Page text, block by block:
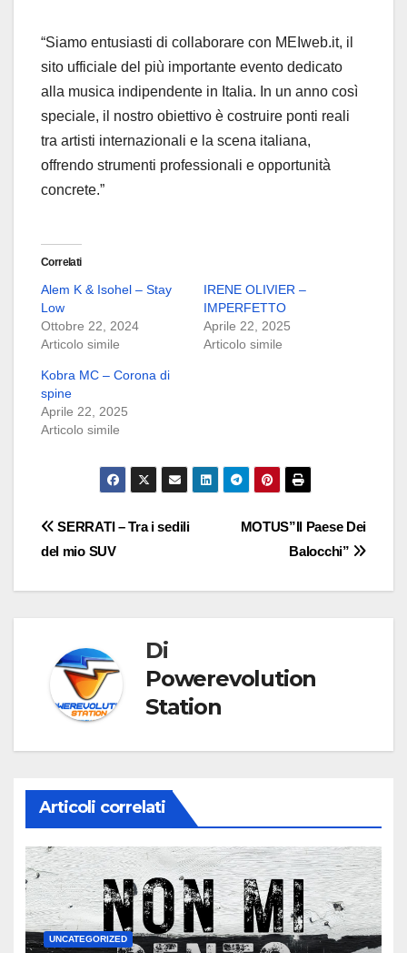
“Siamo entusiasti di collaborare con MEIweb.it, il
sito ufficiale del più importante evento dedicato
alla musica indipendente in Italia. In un anno così
speciale, il nostro obiettivo è costruire ponti reali
tra artisti internazionali e la scena italiana,
offrendo strumenti professionali e opportunità
concrete.”
Correlati
Alem K & Isohel – Stay
Low
Ottobre 22, 2024
Articolo simile
IRENE OLIVIER –
IMPERFETTO
Aprile 22, 2025
Articolo simile
Kobra MC – Corona di
spine
Aprile 22, 2025
Articolo simile
Navigazione
MOTUS”Il Paese Dei
Balocchi”
SERRATI – Tra i sedili
del mio SUV
Di
Powerevolution
Station
Articoli correlati
UNCATEGORIZED